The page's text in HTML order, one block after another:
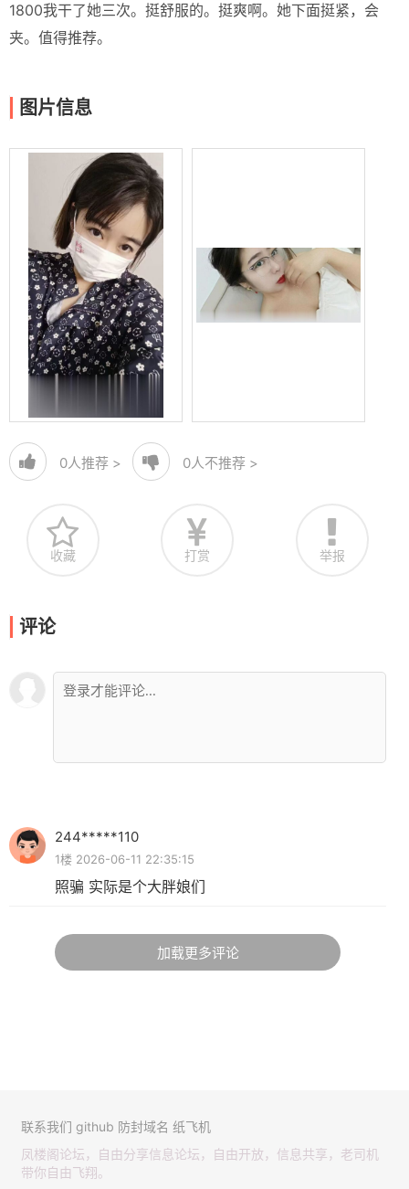
1800我干了她三次。挺舒服的。挺爽啊。她下面挺紧，会
夹。值得推荐。
图片信息
0人推荐 > 0人不推荐 >
收藏 打赏 举报
评论
244*****110
1楼 2026-06-11 22:35:15
照骗 实际是个大胖娘们
加载更多评论
联系我们 github 防封域名 纸飞机
凤楼阁论坛，自由分享信息论坛，自由开放，信息共享，老司机
带你自由飞翔。